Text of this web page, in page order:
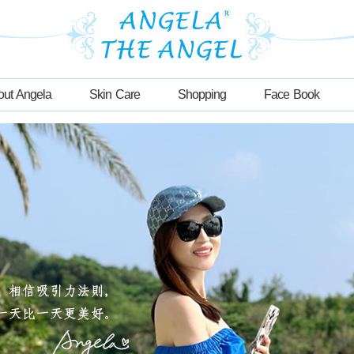
Angela Skin Care Shopping Face Book